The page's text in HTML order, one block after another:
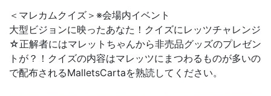
＜マレカムクイズ＞※会場内イベント
大型ビジョンに映ったあなた！クイズにレッツチャレンジ
☆正解者にはマレットちゃんから非売品グッズのプレゼン
トが？！クイズの内容はマレッツにまつわるものが多いの
で配布されるMalletsCartaを熟読してください。